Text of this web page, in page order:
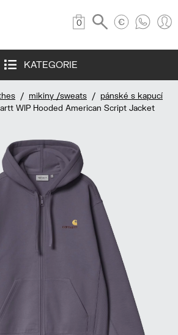
0
KATEGORIE
/ mikiny /sweats / pánské s kapucí
WIP Hooded American Script Jacket